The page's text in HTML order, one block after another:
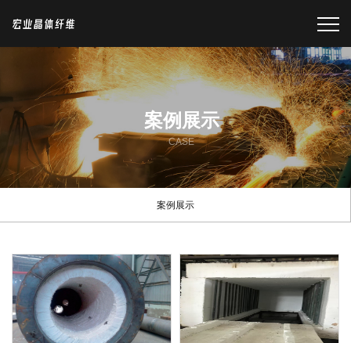
案例展示
CASE
案例展示